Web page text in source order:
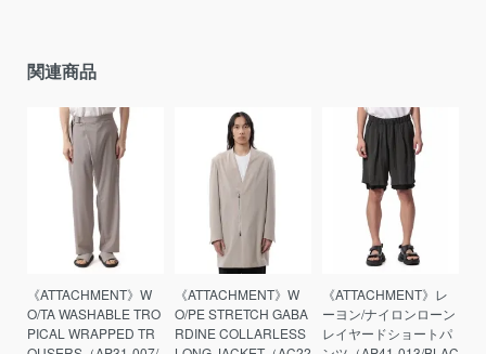
関連商品
《ATTACHMENT》W
O/TA WASHABLE TRO
PICAL WRAPPED TR
《ATTACHMENT》W
O/PE STRETCH GABA
RDINE COLLARLESS
《ATTACHMENT》レ
ーヨン/ナイロンローン
レイヤードショートパ